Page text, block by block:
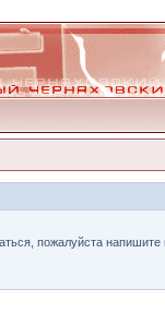
пожалуйста